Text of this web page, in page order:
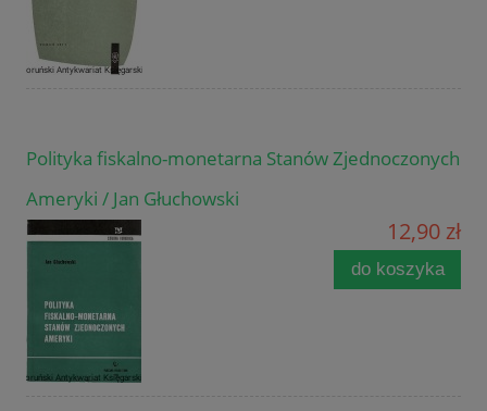
Polityka fiskalno-monetarna Stanów Zjednoczonych
Ameryki / Jan Głuchowski
12,90 zł
do koszyka